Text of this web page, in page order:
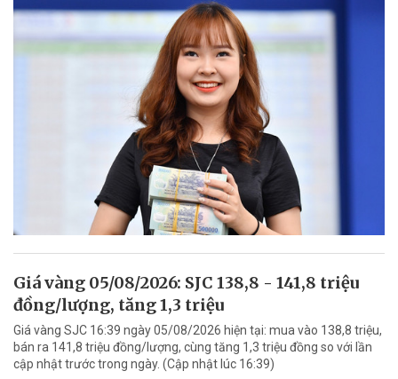
Giá vàng 05/08/2026: SJC 138,8 - 141,8 triệu
đồng/lượng, tăng 1,3 triệu
Giá vàng SJC 16:39 ngày 05/08/2026 hiện tại: mua vào 138,8 triệu,
bán ra 141,8 triệu đồng/lượng, cùng tăng 1,3 triệu đồng so với lần
cập nhật trước trong ngày. (Cập nhật lúc 16:39)